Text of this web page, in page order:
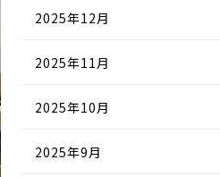
2025年12月
2025年11月
2025年10月
2025年9月